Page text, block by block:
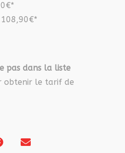
108,90€*
pas dans la liste
obtenir le tarif de